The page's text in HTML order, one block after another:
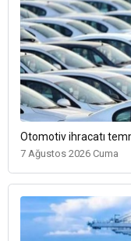
Otomotiv ihracatı
7 Ağustos 2026 Cuma